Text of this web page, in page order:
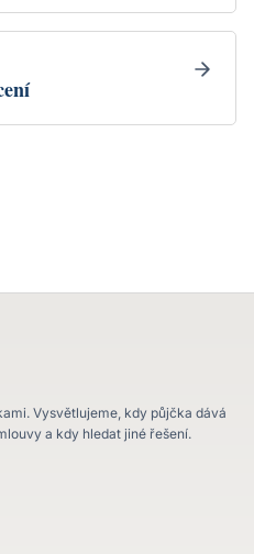
Vysvětlujeme, kdy půjčka dává
a kdy hledat jiné řešení.